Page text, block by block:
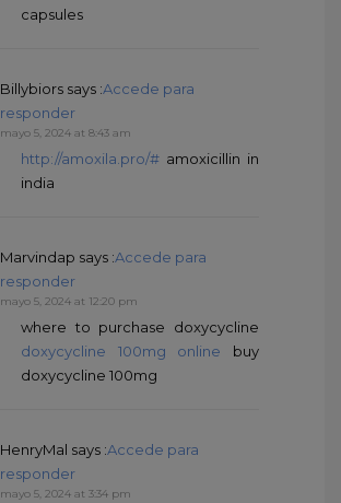
capsules
Billybiors says :Accede para
responder
mayo 5, 2024 at 8:43 am
http://amoxila.pro/# amoxicillin in
india
Marvindap says :Accede para
responder
mayo 5, 2024 at 12:20 pm
where to purchase doxycycline
doxycycline 100mg online buy
doxycycline 100mg
HenryMal says :Accede para
responder
mayo 5, 2024 at 3:34 pm